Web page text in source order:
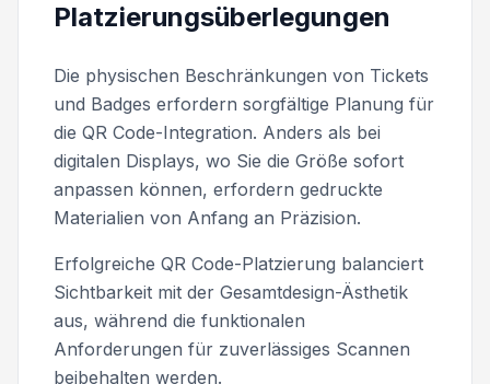
Platzierungsüberlegungen
Die physischen Beschränkungen von Tickets
und Badges erfordern sorgfältige Planung für
die QR Code-Integration. Anders als bei
digitalen Displays, wo Sie die Größe sofort
anpassen können, erfordern gedruckte
Materialien von Anfang an Präzision.
Erfolgreiche QR Code-Platzierung balanciert
Sichtbarkeit mit der Gesamtdesign-Ästhetik
aus, während die funktionalen
Anforderungen für zuverlässiges Scannen
beibehalten werden.